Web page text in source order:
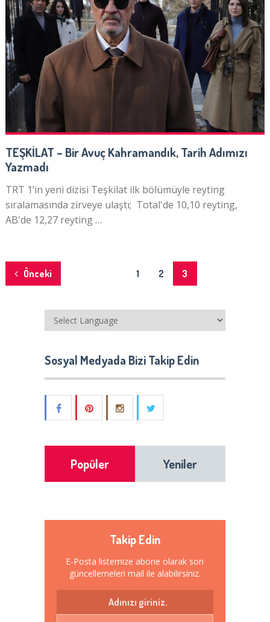
TEŞKİLAT – Bir Avuç Kahramandık, Tarih Adımızı
Yazmadı
TRT 1’in yeni dizisi Teşkilat ilk bölümüyle reyting
sıralamasında zirveye ulaştı; Total'de 10,10 reyting,
AB'de 12,27 reyting …
Yazı
Önceki 1 2 3
Sosyal Medyada Bizi Takip Edin
Popüler Yeniler
Takip Edin
E-Posta listemize abone olarak son
güncellemeleri mail ile alabilirsiniz.